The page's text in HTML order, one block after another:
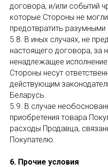
договора, и/или событий
которые Стороны не
предотвратить
5.8. В иных случаях, не
настоящего договора, за
ненадлежащее
Стороны несут
действующим
Беларусь.
5.9. В случае
приобретения товара
расходы Продавца,
Покупателю.
6. Прочие условия